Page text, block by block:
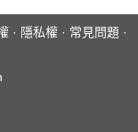
· 隱私權 · 常見問題 ·